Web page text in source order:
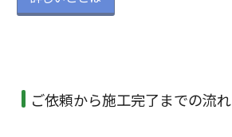
ご依頼から施工完了までの流れ